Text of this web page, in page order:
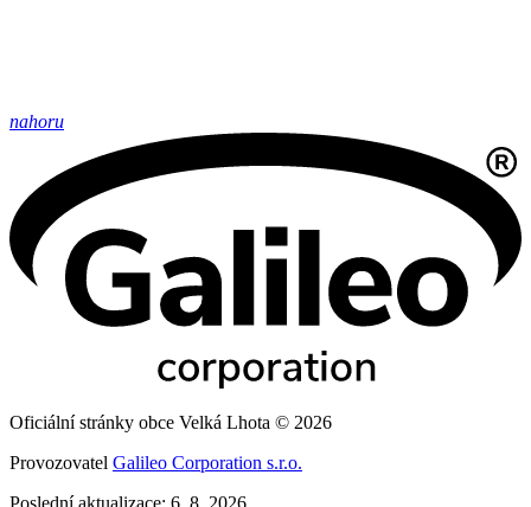
nahoru
Oficiální stránky obce Velká Lhota © 2026
Provozovatel Galileo Corporation s.r.o.